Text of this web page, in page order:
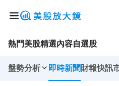
熱門美股精選內容自選股
盤勢分析 即時新聞財報快訊